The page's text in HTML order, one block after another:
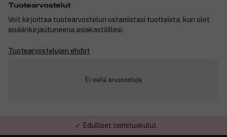
Tuotearvostelut
Voit kirjoittaa tuotearvostelun ostamistasi tuotteista, kun olet
sisäänkirjautuneena asiakastilillesi.
Tuotearvostelujen ehdot
Ei vielä arvosteluja
✓ Nopea toimitus 1-5 arkipäivää